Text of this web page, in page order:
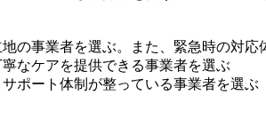
の事業者を選ぶ。また、緊急時の対応
なケアを提供できる事業者を選ぶ
ポート体制が整っている事業者を選ぶ